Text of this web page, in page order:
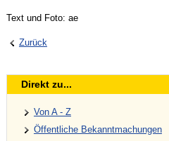
Text und Foto: ae
Zurück
Direkt zu...
Von A - Z
Öffentliche Bekanntmachungen